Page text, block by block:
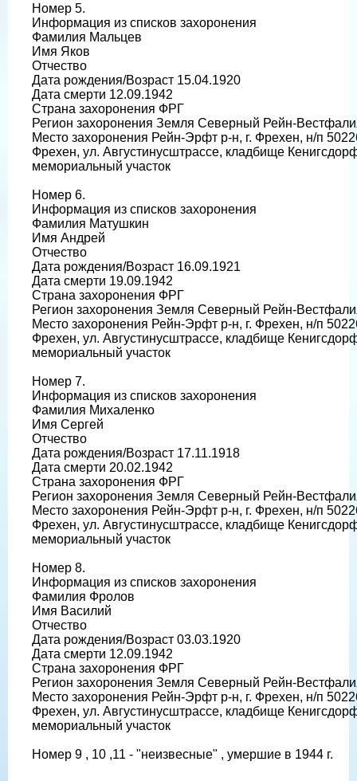
Номер 5.
Информация из списков захоронения
Фамилия Мальцев
Имя Яков
Отчество
Дата рождения/Возраст 15.04.1920
Дата смерти 12.09.1942
Страна захоронения ФРГ
Регион захоронения Земля Северный Рейн-
Место захоронения Рейн-Эрфт р-н, г. Фрехен, н/п
Фрехен, ул. Августинусштрассе, кладбище
мемориальный участок
Номер 6.
Информация из списков захоронения
Фамилия Матушкин
Имя Андрей
Отчество
Дата рождения/Возраст 16.09.1921
Дата смерти 19.09.1942
Страна захоронения ФРГ
Регион захоронения Земля Северный Рейн-
Место захоронения Рейн-Эрфт р-н, г. Фрехен, н/п
Фрехен, ул. Августинусштрассе, кладбище
мемориальный участок
Номер 7.
Информация из списков захоронения
Фамилия Михаленко
Имя Сергей
Отчество
Дата рождения/Возраст 17.11.1918
Дата смерти 20.02.1942
Страна захоронения ФРГ
Регион захоронения Земля Северный Рейн-
Место захоронения Рейн-Эрфт р-н, г. Фрехен, н/п
Фрехен, ул. Августинусштрассе, кладбище
мемориальный участок
Номер 8.
Информация из списков захоронения
Фамилия Фролов
Имя Василий
Отчество
Дата рождения/Возраст 03.03.1920
Дата смерти 12.09.1942
Страна захоронения ФРГ
Регион захоронения Земля Северный Рейн-
Место захоронения Рейн-Эрфт р-н, г. Фрехен, н/п
Фрехен, ул. Августинусштрассе, кладбище
мемориальный участок
Номер 9 , 10 ,11 - "неизвесные" , умершие в 1944 г.